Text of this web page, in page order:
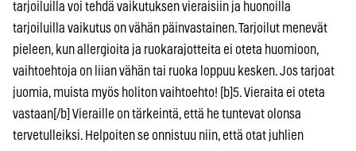
tarjoiluilla voi tehdä vaikutuksen vieraisiin ja huonoilla
tarjoiluilla vaikutus on vähän päinvastainen. Tarjoilut menevät
pieleen, kun allergioita ja ruokarajotteita ei oteta huomioon,
vaihtoehtoja on liian vähän tai ruoka loppuu kesken. Jos tarjoat
juomia, muista myös holiton vaihtoehto! [b]5. Vieraita ei oteta
vastaan[/b] Vieraille on tärkeintä, että he tuntevat olonsa
tervetulleiksi. Helpoiten se onnistuu niin, että otat juhlien